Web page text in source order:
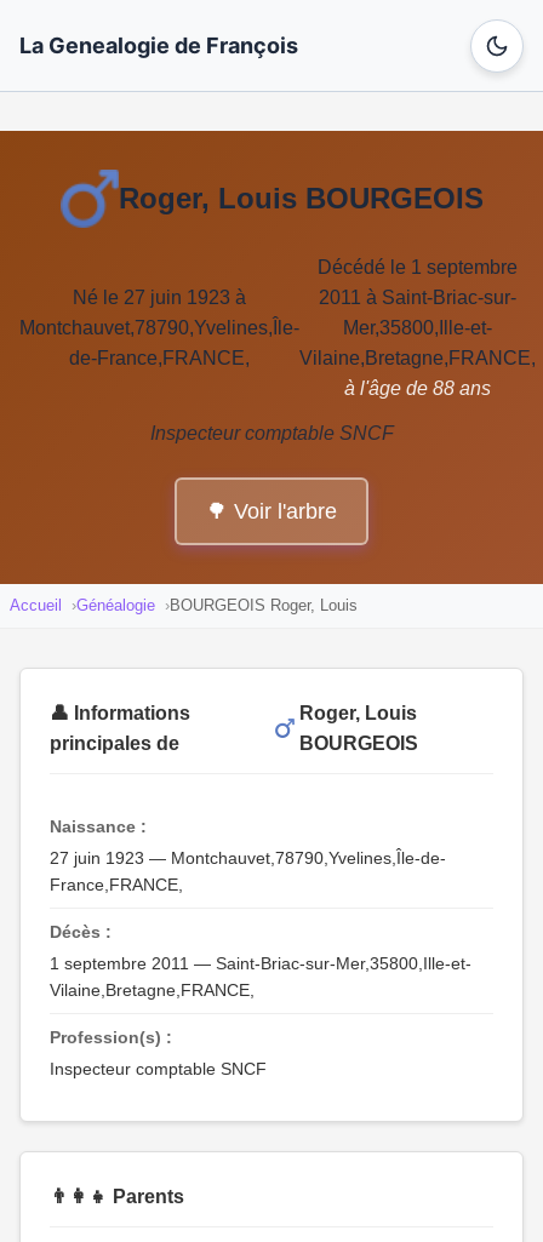
La Genealogie de François
Roger, Louis BOURGEOIS
Né le 27 juin 1923 à
Montchauvet,78790,Yvelines,Île-
de-France,FRANCE,
Décédé le 1 septembre
2011 à Saint-Briac-sur-
Mer,35800,Ille-et-
Vilaine,Bretagne,FRANCE,
à l'âge de 88 ans
Inspecteur comptable SNCF
🌳 Voir l'arbre
Accueil Généalogie BOURGEOIS Roger, Louis
👤 Informations
principales de
Roger, Louis
BOURGEOIS
Naissance :
27 juin 1923 — Montchauvet,78790,Yvelines,Île-de-
France,FRANCE,
Décès :
1 septembre 2011 — Saint-Briac-sur-Mer,35800,Ille-et-
Vilaine,Bretagne,FRANCE,
Profession(s) :
Inspecteur comptable SNCF
👨‍👩‍👧 Parents